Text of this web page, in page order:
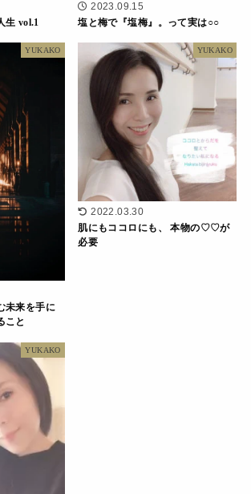
生 vol.1
2023.09.15
塩と梅で『塩梅』。って実は○○
YUKAKO
未来を手に
こと
YUKAKO
2022.03.30
肌にもココロにも、 本物の♡♡が
必要
YUKAKO